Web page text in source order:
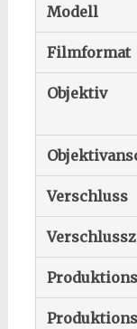
Modell
Filmformat
Objektiv
Verschluss